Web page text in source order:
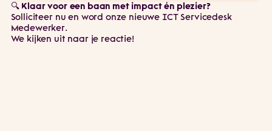
🔍 Klaar voor een baan met impact én plezier?
Solliciteer nu en word onze nieuwe ICT Servicedesk
Medewerker.
We kijken uit naar je reactie!